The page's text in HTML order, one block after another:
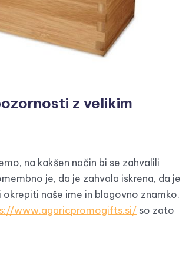
z velikim
na kakšen način bi se zahvalili
je, da je zahvala iskrena, da je
naše ime in blagovno znamko.
www.agaricpromogifts.si/ so zato